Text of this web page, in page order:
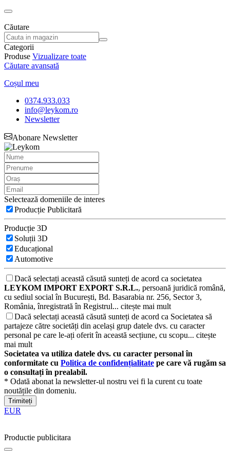
Căutare
Categorii
Produse Vizualizare toate
Căutare avansată
Coșul meu
0374.933.033
info@leykom.ro
Newsletter
Abonare Newsletter
Selectează domeniile de interes
Producție Publicitară
Producție 3D
Soluții 3D
Educațional
Automotive
Dacă selectați această căsută sunteți de acord ca societatea
LEYKOM IMPORT EXPORT S.R.L., persoană juridică română,
cu sediul social în București, Bd. Basarabia nr. 256, Sector 3,
România, înregistrată în Registrul... citește mai mult
Dacă selectați această căsută sunteți de acord ca Societatea să
partajeze către societăți din același grup datele dvs. cu caracter
personal pe care le-ați oferit în această secțiune, cu scopu... citește
mai mult
Societatea va utiliza datele dvs. cu caracter personal în
conformitate cu Politica de confidențialitate pe care vă rugăm sa
o consultați în prealabil.
* Odată abonat la newsletter-ul nostru vei fi la curent cu toate
noutățile din domeniu.
Trimiteți
EUR
Productie publicitara